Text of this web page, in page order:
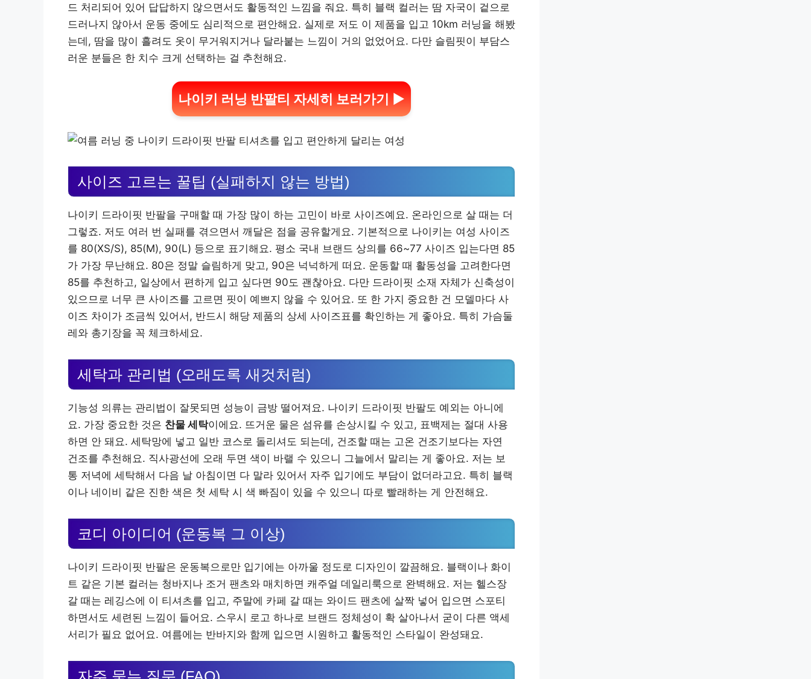
드 처리되어 있어 답답하지 않으면서도 활동적인 느낌을 줘요. 특히 블랙 컬러는 땀 자국이 겉으로
드러나지 않아서 운동 중에도 심리적으로 편안해요. 실제로 저도 이 제품을 입고 10km 러닝을 해봤
는데, 땀을 많이 흘려도 옷이 무거워지거나 달라붙는 느낌이 거의 없었어요. 다만 슬림핏이 부담스
러운 분들은 한 치수 크게 선택하는 걸 추천해요.
나이키 러닝 반팔티 자세히 보러가기 ▶
사이즈 고르는 꿀팁 (실패하지 않는 방법)
나이키 드라이핏 반팔을 구매할 때 가장 많이 하는 고민이 바로 사이즈예요. 온라인으로 살 때는 더
그렇죠. 저도 여러 번 실패를 겪으면서 깨달은 점을 공유할게요. 기본적으로 나이키는 여성 사이즈
를 80(XS/S), 85(M), 90(L) 등으로 표기해요. 평소 국내 브랜드 상의를 66~77 사이즈 입는다면 85
가 가장 무난해요. 80은 정말 슬림하게 맞고, 90은 넉넉하게 떠요. 운동할 때 활동성을 고려한다면
85를 추천하고, 일상에서 편하게 입고 싶다면 90도 괜찮아요. 다만 드라이핏 소재 자체가 신축성이
있으므로 너무 큰 사이즈를 고르면 핏이 예쁘지 않을 수 있어요. 또 한 가지 중요한 건 모델마다 사
이즈 차이가 조금씩 있어서, 반드시 해당 제품의 상세 사이즈표를 확인하는 게 좋아요. 특히 가슴둘
레와 총기장을 꼭 체크하세요.
세탁과 관리법 (오래도록 새것처럼)
기능성 의류는 관리법이 잘못되면 성능이 금방 떨어져요. 나이키 드라이핏 반팔도 예외는 아니에
요. 가장 중요한 것은 찬물 세탁이에요. 뜨거운 물은 섬유를 손상시킬 수 있고, 표백제는 절대 사용
하면 안 돼요. 세탁망에 넣고 일반 코스로 돌리셔도 되는데, 건조할 때는 고온 건조기보다는 자연
건조를 추천해요. 직사광선에 오래 두면 색이 바랠 수 있으니 그늘에서 말리는 게 좋아요. 저는 보
통 저녁에 세탁해서 다음 날 아침이면 다 말라 있어서 자주 입기에도 부담이 없더라고요. 특히 블랙
이나 네이비 같은 진한 색은 첫 세탁 시 색 빠짐이 있을 수 있으니 따로 빨래하는 게 안전해요.
코디 아이디어 (운동복 그 이상)
나이키 드라이핏 반팔은 운동복으로만 입기에는 아까울 정도로 디자인이 깔끔해요. 블랙이나 화이
트 같은 기본 컬러는 청바지나 조거 팬츠와 매치하면 캐주얼 데일리룩으로 완벽해요. 저는 헬스장
갈 때는 레깅스에 이 티셔츠를 입고, 주말에 카페 갈 때는 와이드 팬츠에 살짝 넣어 입으면 스포티
하면서도 세련된 느낌이 들어요. 스우시 로고 하나로 브랜드 정체성이 확 살아나서 굳이 다른 액세
서리가 필요 없어요. 여름에는 반바지와 함께 입으면 시원하고 활동적인 스타일이 완성돼요.